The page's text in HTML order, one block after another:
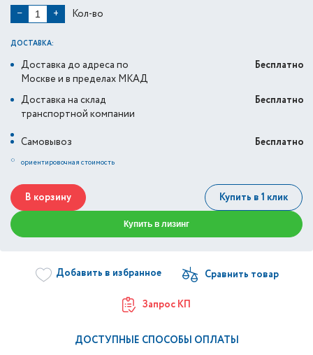
− + Кол-во
ДОСТАВКА:
Доставка до адреса по
Москве и в пределах МКАД
Бесплатно
Доставка на склад
транспортной компании
Бесплатно
Самовывоз
Бесплатно
* ориентировочная стоимость
В корзину Купить в 1 клик
Купить в лизинг
Добавить в избранное
Запрос КП
ДОСТУПНЫЕ СПОСОБЫ ОПЛАТЫ